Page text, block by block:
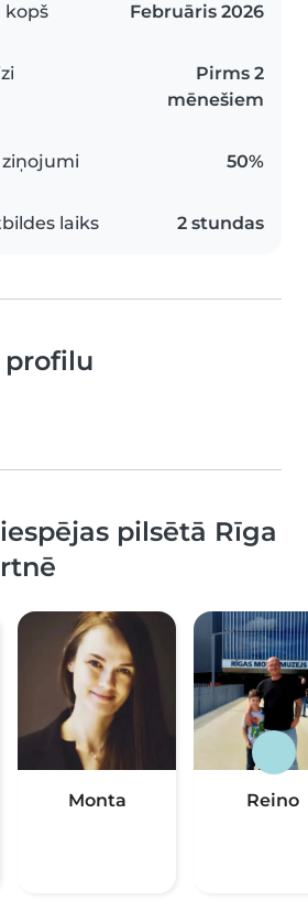
kopš Februāris 2026
Pirms 2
mēnešiem
50%
laiks 2 stundas
profilu
pilsētā Rīga
Monta Reino